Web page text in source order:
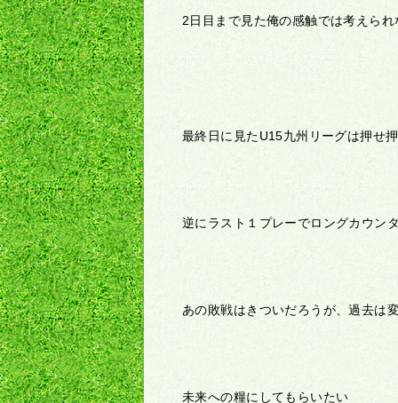
2日目まで見た俺の感触では考えられ
最終日に見たU15九州リーグは押せ
逆にラスト１プレーでロングカウン
あの敗戦はきついだろうが、過去は
未来への糧にしてもらいたい